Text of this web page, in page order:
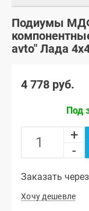
Подиумы
avto" Лада
4 778 руб.
Под
+
-
Заказать
Хочу дешевле